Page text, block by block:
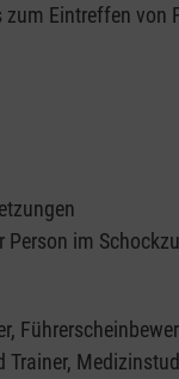
Eintreffen von
im